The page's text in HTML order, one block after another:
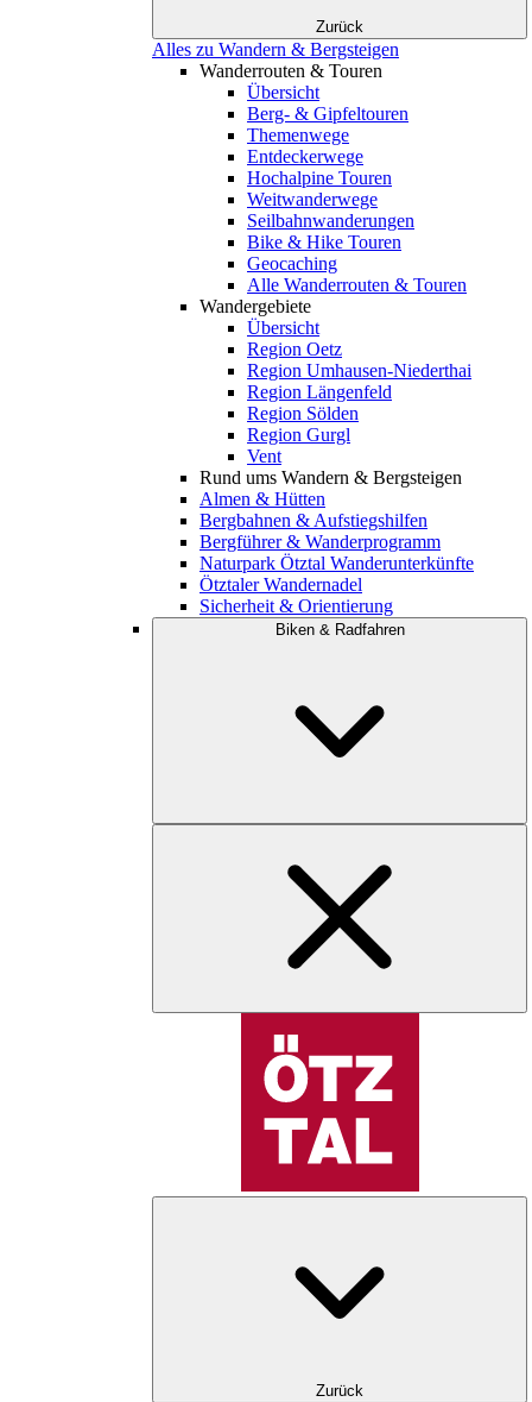
Zurück
Alles zu Wandern & Bergsteigen
Wanderrouten & Touren
Übersicht
Berg- & Gipfeltouren
Themenwege
Entdeckerwege
Hochalpine Touren
Weitwanderwege
Seilbahnwanderungen
Bike & Hike Touren
Geocaching
Alle Wanderrouten & Touren
Wandergebiete
Übersicht
Region Oetz
Region Umhausen-Niederthai
Region Längenfeld
Region Sölden
Region Gurgl
Vent
Rund ums Wandern & Bergsteigen
Almen & Hütten
Bergbahnen & Aufstiegshilfen
Bergführer & Wanderprogramm
Naturpark Ötztal Wanderunterkünfte
Ötztaler Wandernadel
Sicherheit & Orientierung
Biken & Radfahren
Zurück